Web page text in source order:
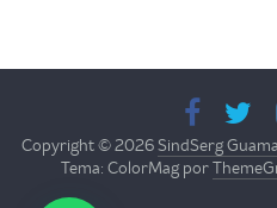
Copyright © 2026SindSerg
Tema: ColorMag por